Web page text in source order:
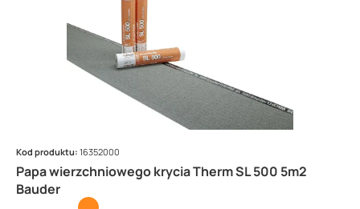
Papa wierzchniowego krycia Therm SL 500 5m2
Bauder
Kod produktu: 16352000